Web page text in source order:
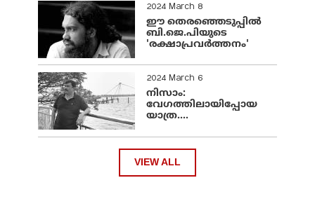
2024 March 8
ഈ തെരഞ്ഞെടുപ്പില്‍
ബി.ജെ.പിയുടെ
'രക്ഷാപ്രവര്‍ത്തനം'
2024 March 6
നിസാം:
വേഗത്തിലായിപ്പോയ
യാത്ര....
VIEW ALL